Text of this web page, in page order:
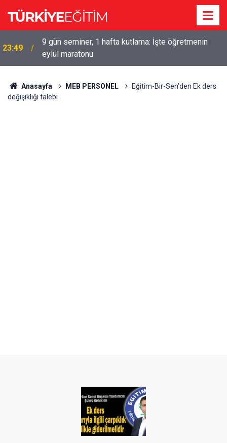
23:49
9 gün seminer, 1 hafta kutlama: İşte öğretmenin
eylül maratonu
Anasayfa MEB PERSONEL
Eğitim-Bir-Sen'den Ek ders
değişikliği talebi